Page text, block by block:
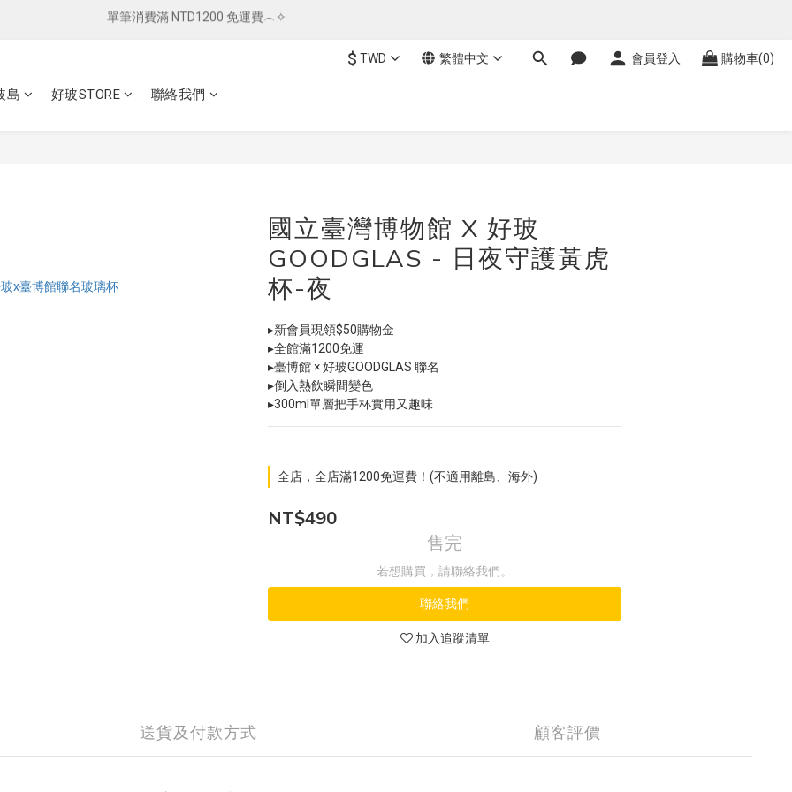
單筆消費滿 NTD1200 免運費︵✧
總柴發福利 ✦ 全館滿 $800 贈紅包袋
$ TWD 繁體中文 會員登入 購物車(0)
島 好玻STORE 聯絡我們
國立臺灣博物館 X 好玻
GOODGLAS - 日夜守護黃虎
杯-夜
▸新會員現領$50購物金
▸全館滿1200免運
▸臺博館 × 好玻GOODGLAS 聯名
▸倒入熱飲瞬間變色
▸300ml單層把手杯實用又趣味
全店，全店滿1200免運費！(不適用離島、海外)
NT$490
售完
若想購買，請聯絡我們。
聯絡我們
加入追蹤清單
送貨及付款方式 顧客評價